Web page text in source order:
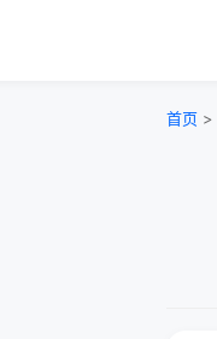
首页 >